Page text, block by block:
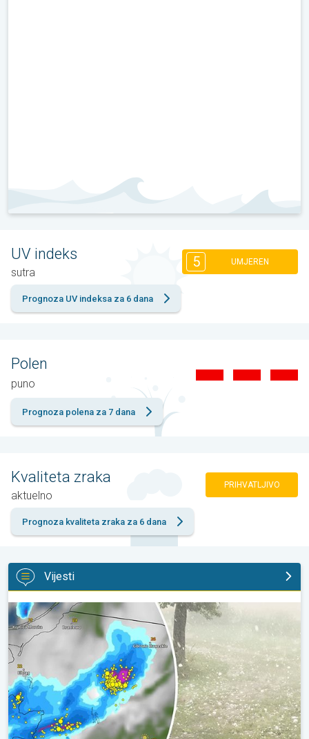
UV indeks
sutra
5 UMJEREN
Prognoza UV indeksa za 6 dana
Polen
puno
Prognoza polena za 7 dana
Kvaliteta zraka
aktuelno
PRIHVATLJIVO
Prognoza kvaliteta zraka za 6 dana
Vijesti
Ogromni komadi leda u Poljskoj. Nevrijeme. . .